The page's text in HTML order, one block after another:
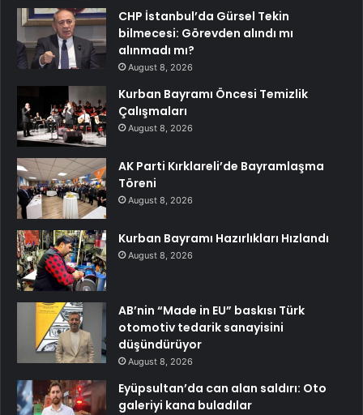
CHP İstanbul’da Gürsel Tekin
bilmecesi: Görevden alındı mı
alınmadı mı?
August 8, 2026
Kurban Bayramı Öncesi Temizlik
Çalışmaları
August 8, 2026
AK Parti Kırklareli’de Bayramlaşma
Töreni
August 8, 2026
Kurban Bayramı Hazırlıkları Hızlandı
August 8, 2026
AB’nin “Made in EU” baskısı Türk
otomotiv tedarik sanayisini
düşündürüyor
August 8, 2026
Eyüpsultan’da can alan saldırı: Oto
galeriyi kana buladılar